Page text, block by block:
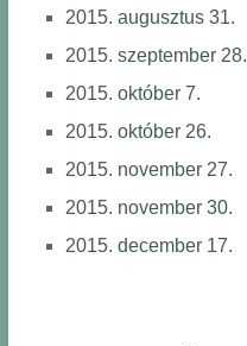
2015. augusztus 31.
2015. szeptember 28.
2015. október 7.
2015. október 26.
2015. november 27.
2015. november 30.
2015. december 17.